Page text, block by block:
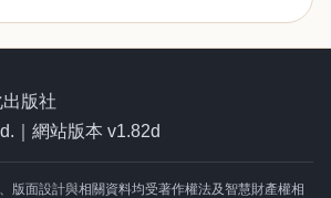
版社
｜網站版本 v1.82d
版面設計與相關資料均受著作權法及智慧財產權相